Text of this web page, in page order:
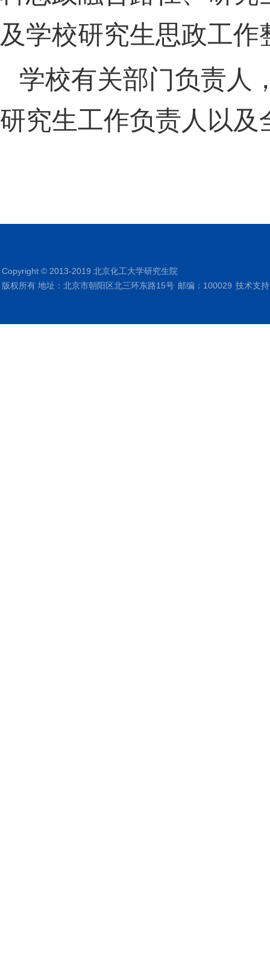
及学校研究生思政工
学校有关部门负责人
研究生工作负责人以
Copyright © 2013-2019 北京化工大学研究生院
版权所有 地址：北京市朝阳区北三环东路15号 邮编：100029 技术支